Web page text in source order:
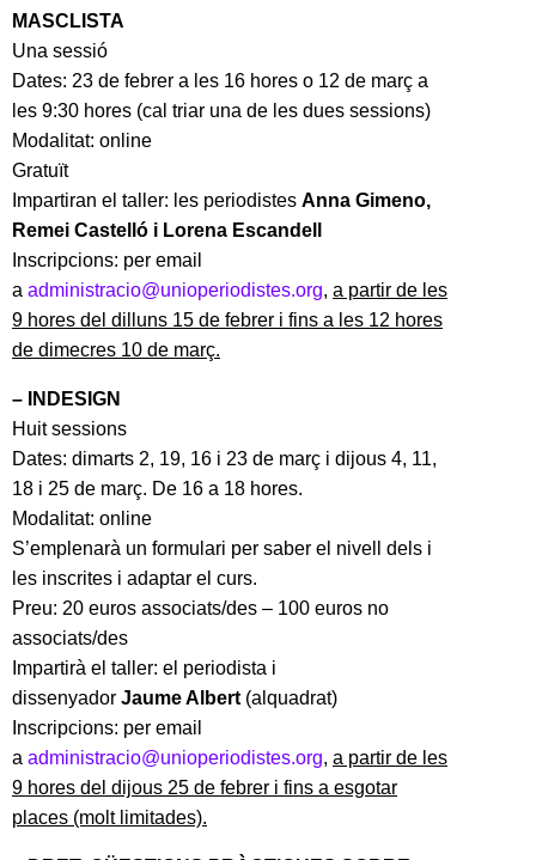
MASCLISTA
Una sessió
Dates: 23 de febrer a les 16 hores o 12 de març a
les 9:30 hores (cal triar una de les dues sessions)
Modalitat: online
Gratuït
Impartiran el taller: les periodistes Anna Gimeno,
Remei Castelló i Lorena Escandell
Inscripcions: per email
a administracio@unioperiodistes.org, a partir de les
9 hores del dilluns 15 de febrer i fins a les 12 hores
de dimecres 10 de març.
– INDESIGN
Huit sessions
Dates: dimarts 2, 19, 16 i 23 de març i dijous 4, 11,
18 i 25 de març. De 16 a 18 hores.
Modalitat: online
S’emplenarà un formulari per saber el nivell dels i
les inscrites i adaptar el curs.
Preu: 20 euros associats/des – 100 euros no
associats/des
Impartirà el taller: el periodista i
dissenyador Jaume Albert (alquadrat)
Inscripcions: per email
a administracio@unioperiodistes.org, a partir de les
9 hores del dijous 25 de febrer i fins a esgotar
places (molt limitades).